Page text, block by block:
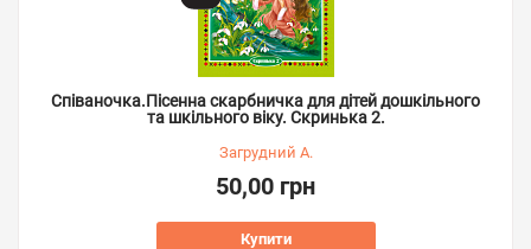
Співаночка.Пісенна скарбничка для дітей дошкільного
та шкільного віку. Скринька 2.
Загрудний А.
50,00 грн
Купити